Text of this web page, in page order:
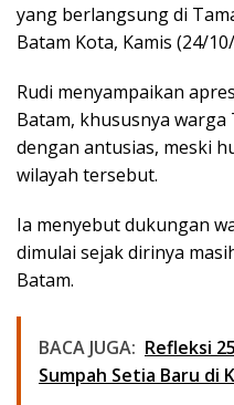
yang berlangsung di
Batam Kota, Kamis (24/
Rudi menyampaikan
Batam, khususnya warga
dengan antusias, meski
wilayah tersebut.
Ia menyebut dukungan
dimulai sejak dirinya
Batam.
BACA JUGA: Refleksi
Sumpah Setia Baru di